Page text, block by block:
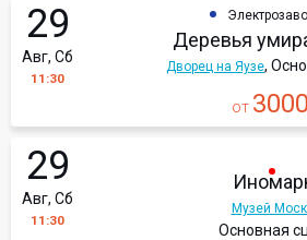
29
Авг, Сб
11:30
Деревья
Дворец на Яузе,
от 3000
29
Авг, Сб
11:30
Музей
Основная